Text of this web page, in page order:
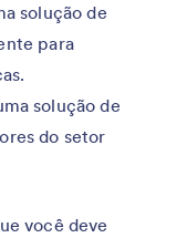
solução de
para
solução de
do setor
você deve